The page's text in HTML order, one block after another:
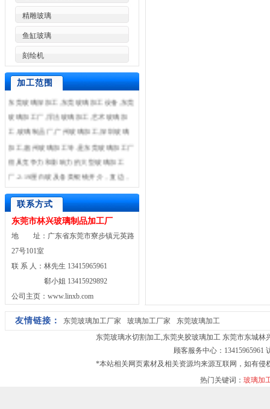
精雕玻璃
鱼缸玻璃
刻绘机
加工范围
东莞市林兴玻璃制品加工厂是一家专业
加工各种高难度特种玻璃,东莞玻璃加工,
斜边，异形边，工艺，钢化，夹胶，打
砂，电脑车花及热弯玻璃。并承接超小
尺寸玻璃加工。
联系方式
东莞市林兴玻璃制品加工厂
地 址：广东省东莞市寮步镇元英路
27号101室
联 系 人：林先生 13415965961
郗小姐 13415929892
公司主页：www.linxb.com
友情链接： 东莞玻璃加工厂家 玻璃加工厂家
东莞玻璃加工
东莞玻璃水切割加工,东莞夹胶玻璃加工东莞市东城林
顾客服务中心：13415965961
*本站相关网页素材及相关资源均来源互联网，如有
热门关键词： 玻璃加